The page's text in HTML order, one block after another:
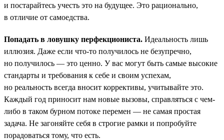
и постарайтесь учесть это на будущее. Это рационально,
в отличие от самоедства.
Попадать в ловушку перфекциониста. Идеальность лишь
иллюзия. Даже если что-то получилось не безупречно,
но получилось — это ценно. У вас могут быть самые высокие
стандарты и требования к себе и своим успехам,
но реальность всегда вносит коррективы, учитывайте это.
Каждый год приносит нам новые вызовы, справляться с чем-
либо в таком бурном потоке перемен — не самая простая
задача. Не загоняйте себя в строгие рамки и попробуйте
порадоваться тому, что есть.